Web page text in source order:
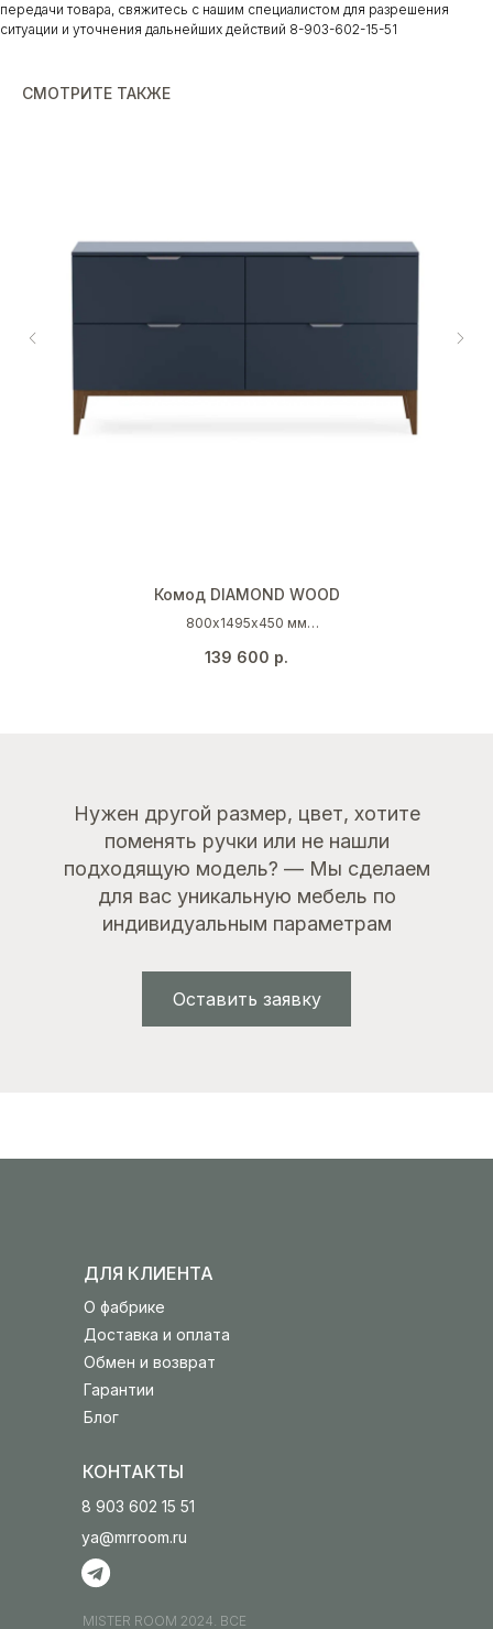
передачи товара, свяжитесь с нашим специалистом для разрешения
ситуации и уточнения дальнейших действий 8-903-602-15-51
СМОТРИТЕ ТАКЖЕ
Комод DIAMOND WOOD
800х1495х450 мм
Шоколадный дуб
139 600 р.
Нужен другой размер, цвет, хотите
поменять ручки или не нашли
подходящую модель? — Мы сделаем
для вас уникальную мебель по
индивидуальным параметрам
Оставить заявку
Блог
Гарантии
MISTER ROOM 2024. ВСЕ
Обмен и возврат
Доставка и оплата
О фабрике
ДЛЯ КЛИЕНТА
КОНТАКТЫ
8 903 602 15 51
ya@mrroom.ru